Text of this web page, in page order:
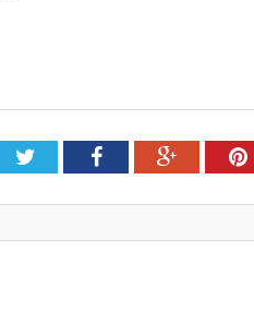
TwitterFacebookGoogle+